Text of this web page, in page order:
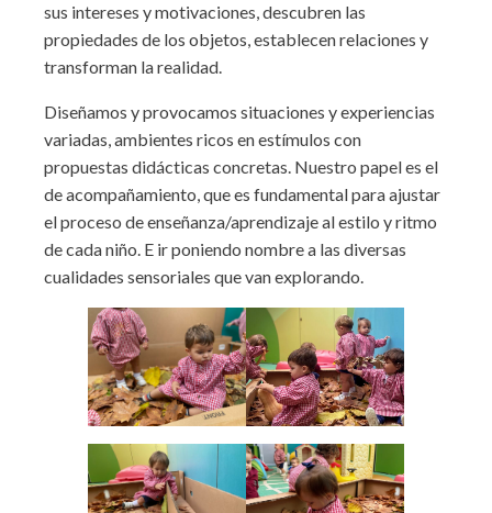
sus intereses y motivaciones, descubren las
propiedades de los objetos, establecen relaciones y
transforman la realidad.
Diseñamos y provocamos situaciones y experiencias
variadas, ambientes ricos en estímulos con
propuestas didácticas concretas. Nuestro papel es el
de acompañamiento, que es fundamental para ajustar
el proceso de enseñanza/aprendizaje al estilo y ritmo
de cada niño. E ir poniendo nombre a las diversas
cualidades sensoriales que van explorando.